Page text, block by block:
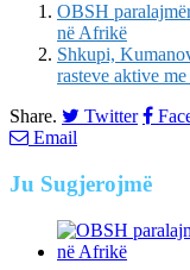
OBSH
në Afrikë
Shkupi,
rasteve aktive
Share.
Twitter
Email
Ju Sugjerojmë